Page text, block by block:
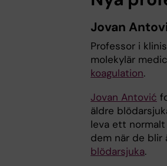
Jovan
Professor i
molekylär
koagulation.
Jovan Antović
äldre
leva ett
dem när de blir
blödarsjuka.